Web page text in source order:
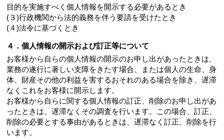
目的を実施すべく個人情報を開示する必要があるとき
(３)行政機関から法的義務を伴う要請を受けたとき
(４)法令に基づくとき
４．個人情報の開示および訂正等について
お客様から自らの個人情報の開示のお申し出があったときは、
業務の遂行に著しい支障をきたす場合、または個人の生命、身
体、財産その他の利益を害するおそれのある場合を除き、遅滞
なくこれをお客様に開示します。
お客様から自らに関する個人情報の訂正、削除のお申し出があ
ったときは、遅滞なくその調査を行います。この場合、訂正、
削除の必要とする事由があるときは、遅滞なく訂正、削除を行
います。